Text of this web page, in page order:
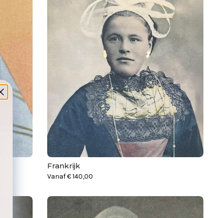
Frankrijk
Vanaf€140,00